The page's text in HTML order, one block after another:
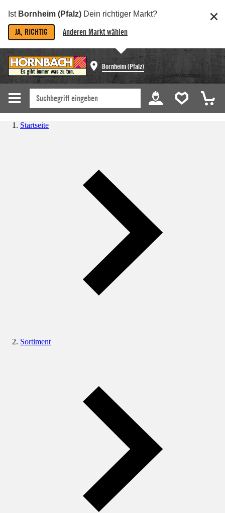
Ist Bornheim (Pfalz) Dein richtiger Markt?
JA, RICHTIG Anderen Markt wählen
Bornheim (Pfalz)
Startseite
Sortiment